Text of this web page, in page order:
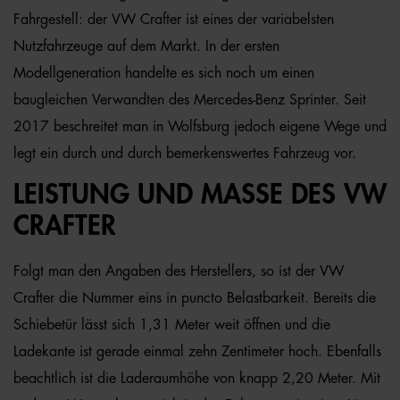
Fahrgestell: der VW Crafter ist eines der variabelsten
Nutzfahrzeuge auf dem Markt. In der ersten
Modellgeneration handelte es sich noch um einen
baugleichen Verwandten des Mercedes-Benz Sprinter. Seit
2017 beschreitet man in Wolfsburg jedoch eigene Wege und
legt ein durch und durch bemerkenswertes Fahrzeug vor.
LEISTUNG UND MASSE DES VW C
RAFTER
Folgt man den Angaben des Herstellers, so ist der VW
Crafter die Nummer eins in puncto Belastbarkeit. Bereits die
Schiebetür lässt sich 1,31 Meter weit öffnen und die
Ladekante ist gerade einmal zehn Zentimeter hoch. Ebenfalls
beachtlich ist die Laderaumhöhe von knapp 2,20 Meter. Mit